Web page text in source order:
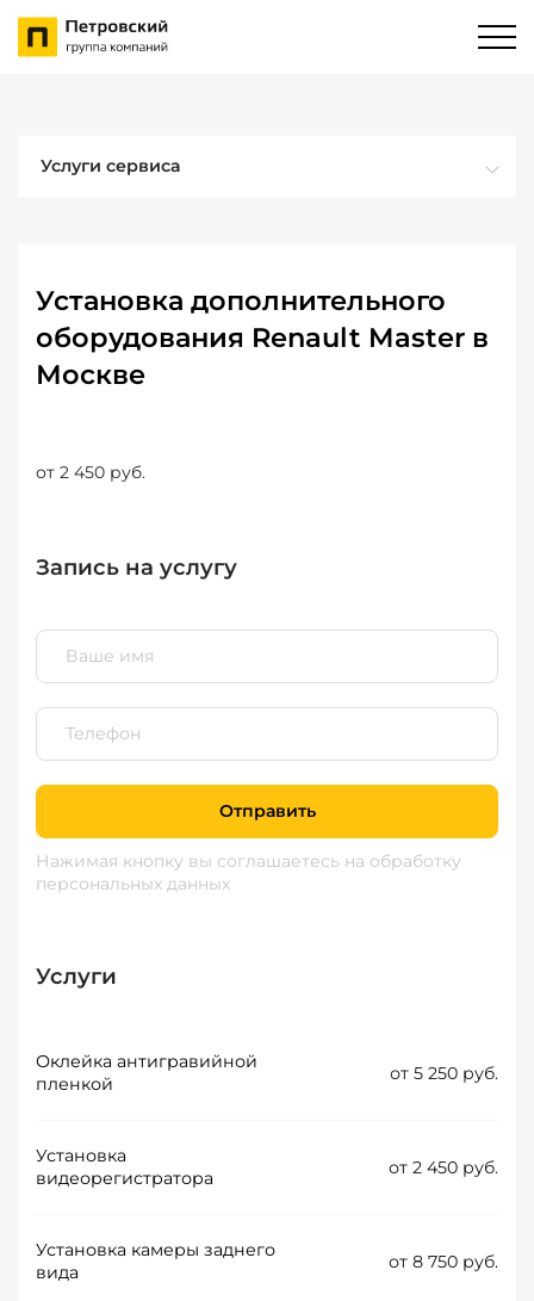
Услуги сервиса
Установка дополнительного
оборудования Renault Master в
Москве
от 2 450 руб.
Запись на услугу
Отправить
Нажимая кнопку вы соглашаетесь на обработку
персональных данных
Услуги
Оклейка антигравийной
пленкой
от 5 250 руб.
Установка
видеорегистратора
от 2 450 руб.
Установка камеры заднего
вида
от 8 750 руб.